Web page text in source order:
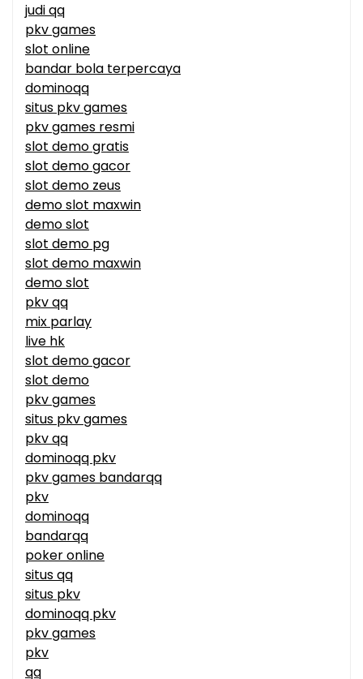
judi qq
pkv games
slot online
bandar bola terpercaya
dominoqq
situs pkv games
pkv games resmi
slot demo gratis
slot demo gacor
slot demo zeus
demo slot maxwin
demo slot
slot demo pg
slot demo maxwin
demo slot
pkv qq
mix parlay
live hk
slot demo gacor
slot demo
pkv games
situs pkv games
pkv qq
dominoqq pkv
pkv games bandarqq
pkv
dominoqq
bandarqq
poker online
situs qq
situs pkv
dominoqq pkv
pkv games
pkv
qq